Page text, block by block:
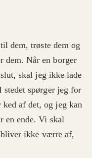
dem, trøste dem og
dem. Når en borger
skal jeg ikke lade
spørger jeg for
ked af det, og jeg kan
en ende. Vi skal
ikke værre af,